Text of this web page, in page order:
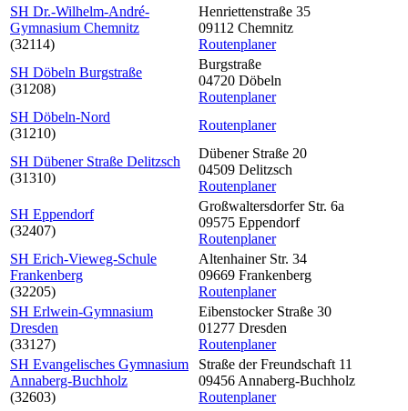
SH Dr.-Wilhelm-André-
Gymnasium Chemnitz
(32114)
Henriettenstraße 35
09112 Chemnitz
Routenplaner
SH Döbeln Burgstraße
(31208)
Burgstraße
04720 Döbeln
Routenplaner
SH Döbeln-Nord
(31210)
Routenplaner
SH Dübener Straße Delitzsch
(31310)
Dübener Straße 20
04509 Delitzsch
Routenplaner
SH Eppendorf
(32407)
Großwaltersdorfer Str. 6a
09575 Eppendorf
Routenplaner
SH Erich-Vieweg-Schule
Frankenberg
(32205)
Altenhainer Str. 34
09669 Frankenberg
Routenplaner
SH Erlwein-Gymnasium
Dresden
(33127)
Eibenstocker Straße 30
01277 Dresden
Routenplaner
SH Evangelisches Gymnasium
Annaberg-Buchholz
(32603)
Straße der Freundschaft 11
09456 Annaberg-Buchholz
Routenplaner